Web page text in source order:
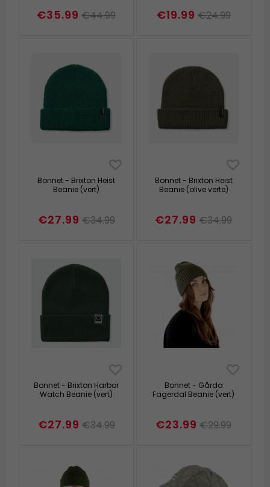
€35.99 €44.99 €19.99 €24.99
Bonnet - Brixton Heist
Beanie (vert)
€27.99 €34.99
Bonnet - Brixton Heist
Beanie (olive verte)
€27.99 €34.99
Bonnet - Brixton Harbor
Watch Beanie (vert)
€27.99 €34.99
Bonnet - Gårda
Fagerdal Beanie (vert)
€23.99 €29.99